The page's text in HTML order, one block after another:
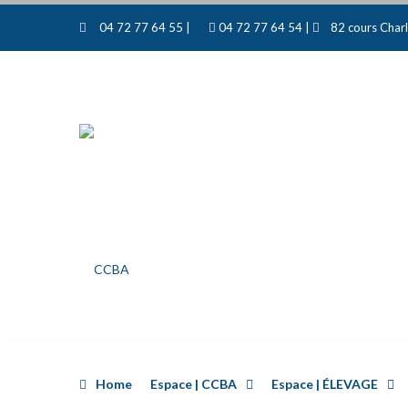
04 72 77 64 55 | 04 72 77 64 54 | 82 cours
Home Espace | CCBA Espace | ÉLEVAGE